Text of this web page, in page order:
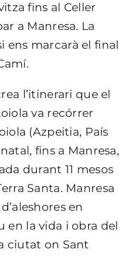
fins al Celler
a Manresa. La
ens marcarà el final
l’itinerari que el
va recórrer
(Azpeitia, País
fins a Manresa,
durant 11 mesos
Santa. Manresa
en
en la vida i obra del
ciutat on Sant